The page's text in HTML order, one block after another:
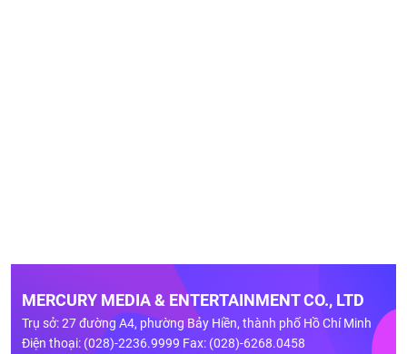
MERCURY MEDIA & ENTERTAINMENT CO., LTD
Trụ sở: 27 đường A4, phường Bảy Hiền, thành phố Hồ Chí Minh
Điện thoại: (028)-2236.9999 Fax: (028)-6268.0458